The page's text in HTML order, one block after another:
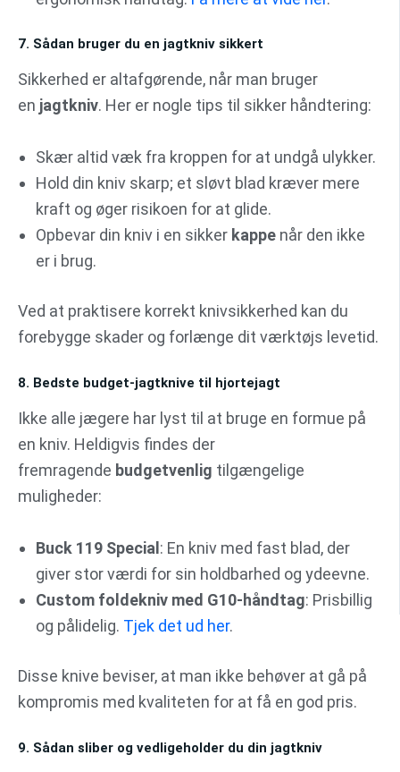
7. Sådan bruger du en jagtkniv sikkert
Sikkerhed er altafgørende, når man bruger
en jagtkniv. Her er nogle tips til sikker håndtering:
Skær altid væk fra kroppen for at undgå ulykker.
Hold din kniv skarp; et sløvt blad kræver mere
kraft og øger risikoen for at glide.
Opbevar din kniv i en sikker kappe når den ikke
er i brug.
Ved at praktisere korrekt knivsikkerhed kan du
forebygge skader og forlænge dit værktøjs levetid.
8. Bedste budget-jagtknive til hjortejagt
Ikke alle jægere har lyst til at bruge en formue på
en kniv. Heldigvis findes der
fremragende budgetvenlig tilgængelige
muligheder:
Buck 119 Special: En kniv med fast blad, der
giver stor værdi for sin holdbarhed og ydeevne.
Custom foldekniv med G10-håndtag: Prisbillig
og pålidelig. Tjek det ud her.
Disse knive beviser, at man ikke behøver at gå på
kompromis med kvaliteten for at få en god pris.
9. Sådan sliber og vedligeholder du din jagtkniv